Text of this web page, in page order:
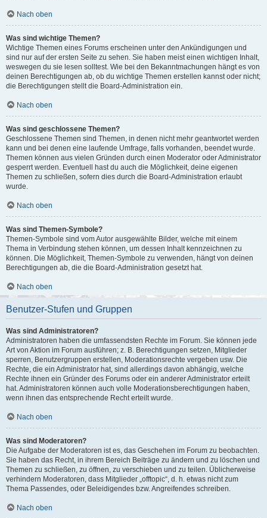
Nach oben
Was sind wichtige Themen?
Wichtige Themen eines Forums erscheinen unter den Ankündigungen und
sind nur auf der ersten Seite zu sehen. Sie haben meist einen wichtigen Inhalt,
weswegen du sie lesen solltest. Wie bei den Bekanntmachungen hängt es von
deinen Berechtigungen ab, ob du wichtige Themen erstellen kannst oder nicht;
die Berechtigungen stellt die Board-Administration ein.
Nach oben
Was sind geschlossene Themen?
Geschlossene Themen sind Themen, in denen nicht mehr geantwortet werden
kann und bei denen eine laufende Umfrage, falls vorhanden, beendet wurde.
Themen können aus vielen Gründen durch einen Moderator oder Administrator
gesperrt werden. Eventuell hast du auch die Möglichkeit, deine eigenen
Themen zu schließen, sofern dies durch die Board-Administration erlaubt
wurde.
Nach oben
Was sind Themen-Symbole?
Themen-Symbole sind vom Autor ausgewählte Bilder, welche mit einem
Thema in Verbindung stehen können, um dessen Inhalt kennzeichnen zu
können. Die Möglichkeit, Themen-Symbole zu verwenden, hängt von deinen
Berechtigungen ab, die die Board-Administration gesetzt hat.
Nach oben
Benutzer-Stufen und Gruppen
Was sind Administratoren?
Administratoren haben die umfassendsten Rechte im Forum. Sie können jede
Art von Aktion im Forum ausführen; z. B. Berechtigungen setzen, Mitglieder
sperren, Benutzergruppen erstellen, Moderationsrechte vergeben usw. Die
Rechte, die ein Administrator hat, sind allerdings davon abhängig, welche
Rechte ihnen ein Gründer des Forums oder ein anderer Administrator erteilt
hat. Administratoren können auch volle Moderationsberechtigungen haben,
wenn ihnen das entsprechende Recht erteilt wurde.
Nach oben
Was sind Moderatoren?
Die Aufgabe der Moderatoren ist es, das Geschehen im Forum zu beobachten.
Sie haben das Recht, in ihrem Bereich Beiträge zu ändern und zu löschen und
Themen zu schließen, zu öffnen, zu verschieben und zu teilen. Üblicherweise
verhindern Moderatoren, dass Mitglieder „offtopic“, d. h. etwas nicht zum
Thema Passendes, oder Beleidigendes bzw. Angreifendes schreiben.
Nach oben